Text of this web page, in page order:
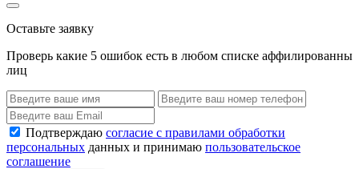
Оставьте заявку
Проверь какие 5 ошибок есть в любом списке аффилированны
лиц
Подтверждаю согласие с правилами обработки
персональных данных и принимаю пользовательское
соглашение